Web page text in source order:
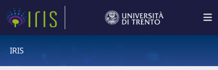
IRIS